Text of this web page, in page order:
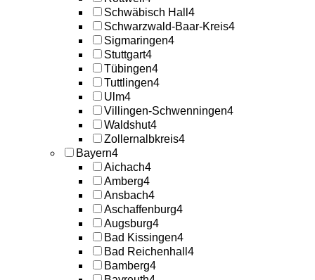
Schwäbisch Hall 4
Schwarzwald-Baar-Kreis4
Sigmaringen4
Stuttgart4
Tübingen4
Tuttlingen4
Ulm4
Villingen-Schwenningen4
Waldshut4
Zollernalbkreis4
Bayern4
Aichach4
Amberg4
Ansbach4
Aschaffenburg4
Augsburg4
Bad Kissingen4
Bad Reichenhall 4
Bamberg4